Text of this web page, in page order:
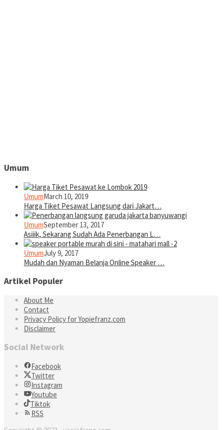
Umum
UmumMarch 10, 2019
Harga Tiket Pesawat Langsung dari Jakart…
UmumSeptember 13, 2017
Asiiik, Sekarang Sudah Ada Penerbangan L…
UmumJuly 9, 2017
Mudah dan Nyaman Belanja Online Speaker …
Artikel Populer
About Me
Contact
Privacy Policy for Yopiefranz.com
Disclaimer
Social Network
Facebook
Twitter
Instagram
Youtube
Tiktok
RSS